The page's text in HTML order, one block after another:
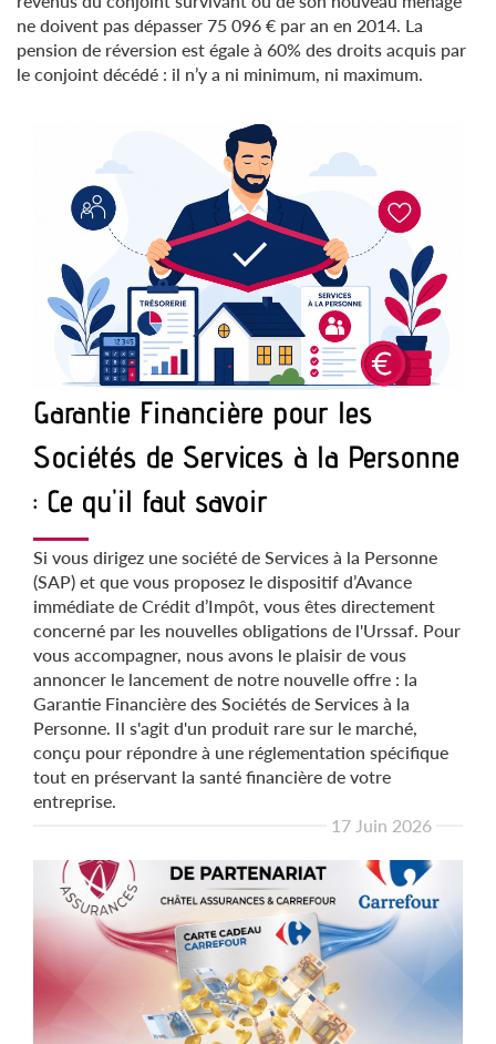
ne doivent pas dépasser 75 096 € par an en 2014. La
pension de réversion est égale à 60% des droits acquis par
le conjoint décédé : il n’y a ni minimum, ni maximum.
Garantie Financière pour les
Sociétés de Services à la Personne
: Ce qu'il faut savoir
Si vous dirigez une société de Services à la Personne
(SAP) et que vous proposez le dispositif d’Avance
immédiate de Crédit d’Impôt, vous êtes directement
concerné par les nouvelles obligations de l'Urssaf. Pour
vous accompagner, nous avons le plaisir de vous
annoncer le lancement de notre nouvelle offre : la
Garantie Financière des Sociétés de Services à la
Personne. Il s'agit d'un produit rare sur le marché,
conçu pour répondre à une réglementation spécifique
tout en préservant la santé financière de votre
entreprise.
17 Juin 2026